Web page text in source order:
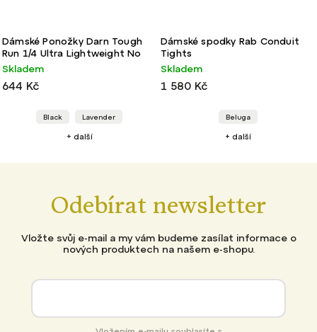
Dámské Ponožky Darn Tough
Run 1/4 Ultra Lightweight No
Cushion
Skladem
644 Kč
Black Lavender
+ další
Dámské spodky Rab Conduit
Tights
Skladem
1 580 Kč
Beluga
+ další
Odebírat newsletter
Vložte svůj e-mail a my vám budeme zasílat informace o
nových produktech na našem e-shopu.